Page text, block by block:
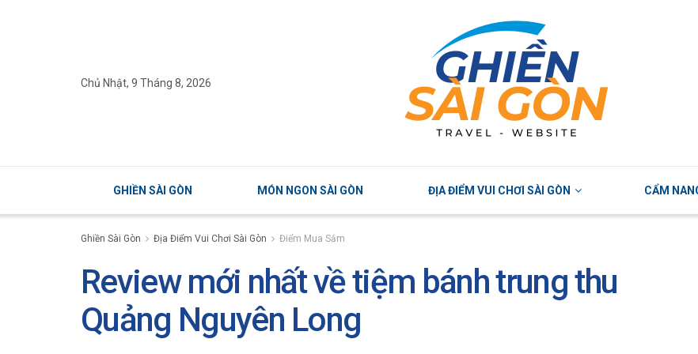
Chủ Nhật, 9 Tháng 8, 2026
GHIỀN SÀI GÒN MÓN NGON SÀI GÒN ĐỊA ĐIỂM VUI CHƠI SÀI GÒN CẨM
Ghiền Sài Gòn Địa Điểm Vui Chơi Sài Gòn Điểm Mua Sắm
Review mới nhất về tiệm bánh trung thu
Quảng Nguyên Long